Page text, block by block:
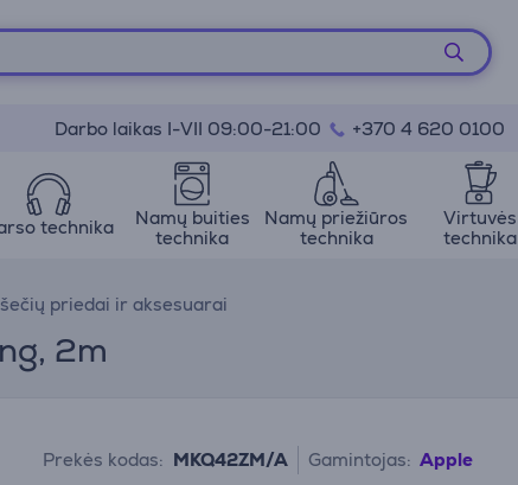
Darbo laikas I-VII 09:00-21:00 +370 4 620 0100
technika
Namų buities
technika
Namų priežiūros
technika
Virtuvės
technika
priedai ir aksesuarai
2m
Prekės kodas: MKQ42ZM/A Gamintojas: Apple